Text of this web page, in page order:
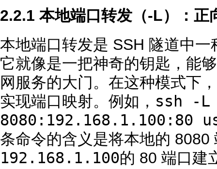
2.2.1 本地端口转发（-L）：正
本地端口转发是 SSH 隧道中
它就像是一把神奇的钥匙，能
网服务的大门。在这种模式下
实现端口映射。例如， ssh -L
8080:192.168.1.100:80
条命令的含义是将本地的 8080
192.168.1.100的 80 端口建